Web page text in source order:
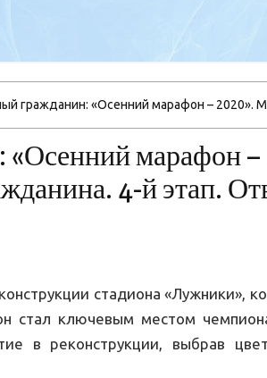
гражданин: «Осенний марафон – 2020».
марафон –
4-й этап.
стадиона «Лужники»,
стал ключевым местом
в реконструкции, выбрав